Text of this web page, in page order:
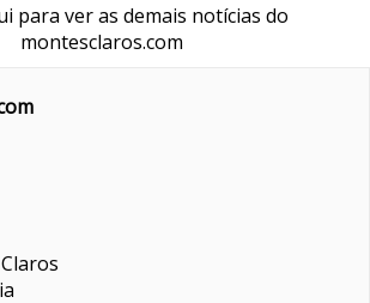
para ver as demais notícias do
montesclaros.com